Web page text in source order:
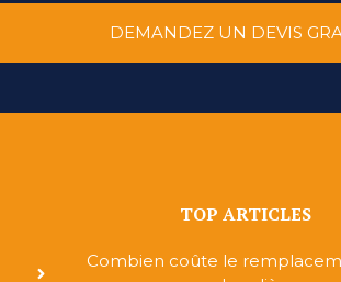
DEMANDEZ UN DEVIS
TOP ARTICLES
Combien coûte le